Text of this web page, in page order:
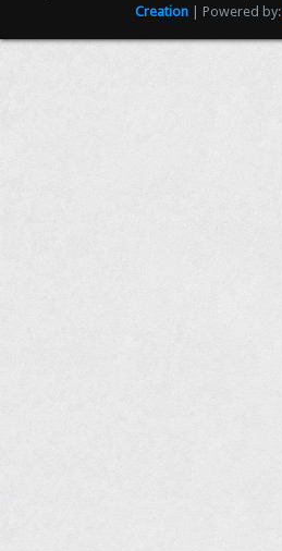
Creation | Powered by: